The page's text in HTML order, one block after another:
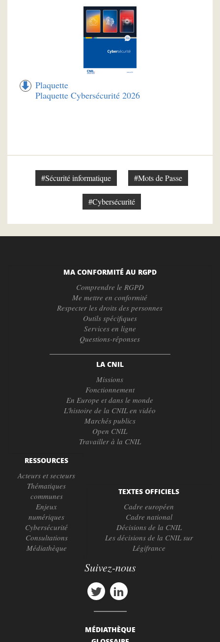
Plaquette
Plaquette Cybersécurité 2026
#Sécurité informatique #Mots de Passe
#Cybersécurité
MA CONFORMITÉ AU RGPD
Comprendre le RGPD
Me mettre en conformité
Respecter les droits des personnes
Outils spécifiques
Services en ligne
Questions-réponses
LA CNIL
Missions
Fonctionnement
En Europe et dans le monde
L'histoire de la CNIL en vidéo
Marchés publics
Open CNIL
Travailler à la CNIL
RESSOURCES
Acteurs et secteurs
Thématiques
communes
Enjeux
numériques
Cybersécurité
Consultations
Médiathèque
TEXTES OFFICIELS
Cadre européen
Cadre national
Décisions de la CNIL
Les décisions de la CNIL sur
Légifrance
Suivez-nous
MÉDIATHÈQUE